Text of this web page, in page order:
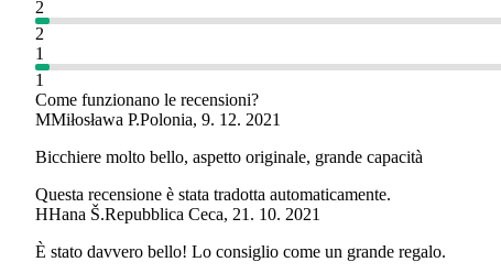
2
2
1
1
Come funzionano le recensioni?
MMiłosława P.Polonia, 9. 12. 2021
Bicchiere molto bello, aspetto originale, grande capacità
Questa recensione è stata tradotta automaticamente.
HHana Š.Repubblica Ceca, 21. 10. 2021
È stato davvero bello! Lo consiglio come un grande regalo.